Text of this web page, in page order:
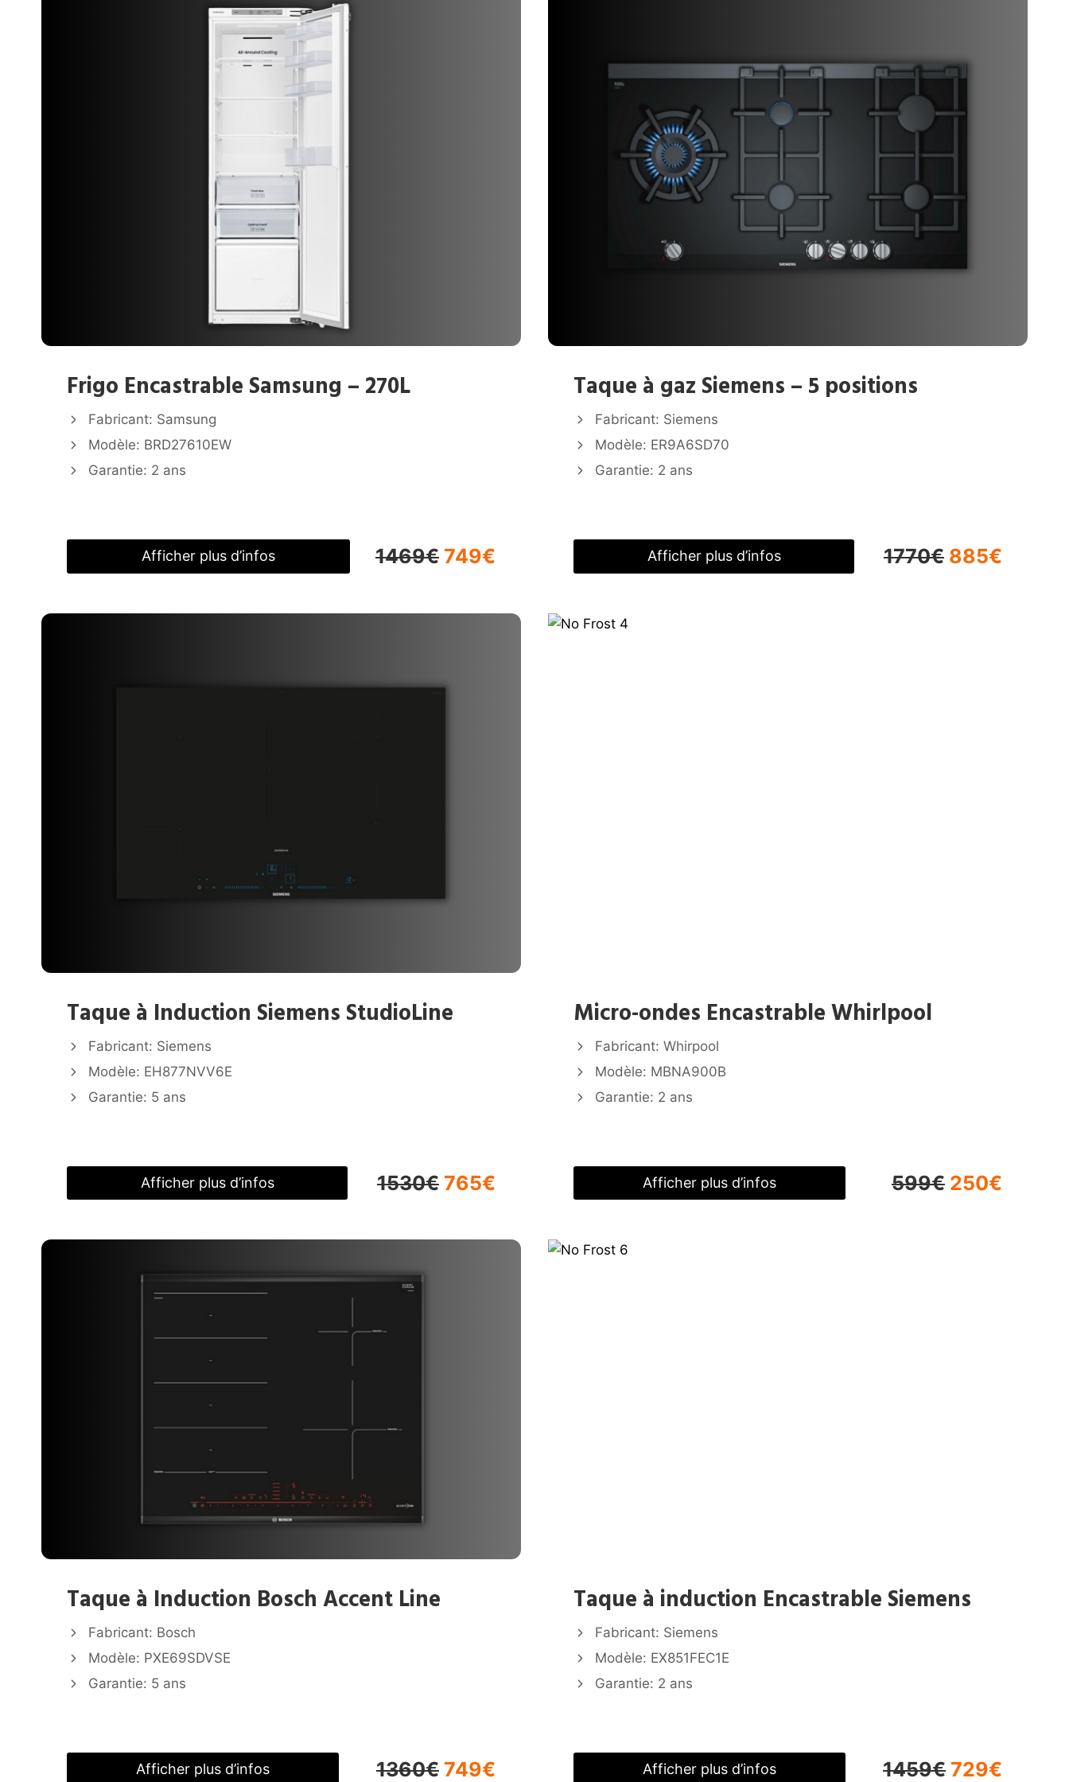
Frigo Encastrable Samsung – 270L
Fabricant: Samsung
Modèle: BRD27610EW
Garantie: 2 ans
Afficher plus d’infos 1469€749€
Taque à gaz Siemens – 5 positions
Fabricant: Siemens
Modèle: ER9A6SD70
Garantie: 2 ans
Afficher plus d’infos 1770€ 885€
Taque à Induction Siemens StudioLine
Fabricant: Siemens
Modèle: EH877NVV6E
Garantie: 5 ans
Afficher plus d’infos 1530€ 765€
Micro-ondes Encastrable Whirlpool
Fabricant: Whirpool
Modèle: MBNA900B
Garantie: 2 ans
Afficher plus d’infos 599€ 250€
Taque à Induction Bosch Accent Line
Fabricant: Bosch
Modèle: PXE69SDVSE
Garantie: 5 ans
Afficher plus d’infos 1360€ 749€
Taque à induction Encastrable Siemens
Fabricant: Siemens
Modèle: EX851FEC1E
Garantie: 2 ans
Afficher plus d’infos 1459€ 729€